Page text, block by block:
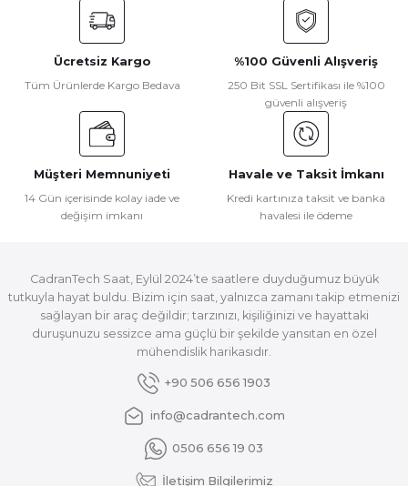
Ücretsiz Kargo
Tüm Ürünlerde Kargo Bedava
%100 Güvenli Alışveriş
250 Bit SSL Sertifikası ile %100
güvenli alışveriş
Müşteri Memnuniyeti
14 Gün içerisinde kolay iade ve
değişim imkanı
Havale ve Taksit İmkanı
Kredi kartınıza taksit ve banka
havalesi ile ödeme
CadranTech Saat, Eylül 2024’te saatlere duyduğumuz büyük
tutkuyla hayat buldu. Bizim için saat, yalnızca zamanı takip etmenizi
sağlayan bir araç değildir; tarzınızı, kişiliğinizi ve hayattaki
duruşunuzu sessizce ama güçlü bir şekilde yansıtan en özel
mühendislik harikasıdır.
+90 506 656 1903
info@cadrantech.com
0506 656 19 03
İletişim Bilgilerimiz